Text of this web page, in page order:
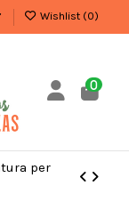
Wishlist (0)
0
per